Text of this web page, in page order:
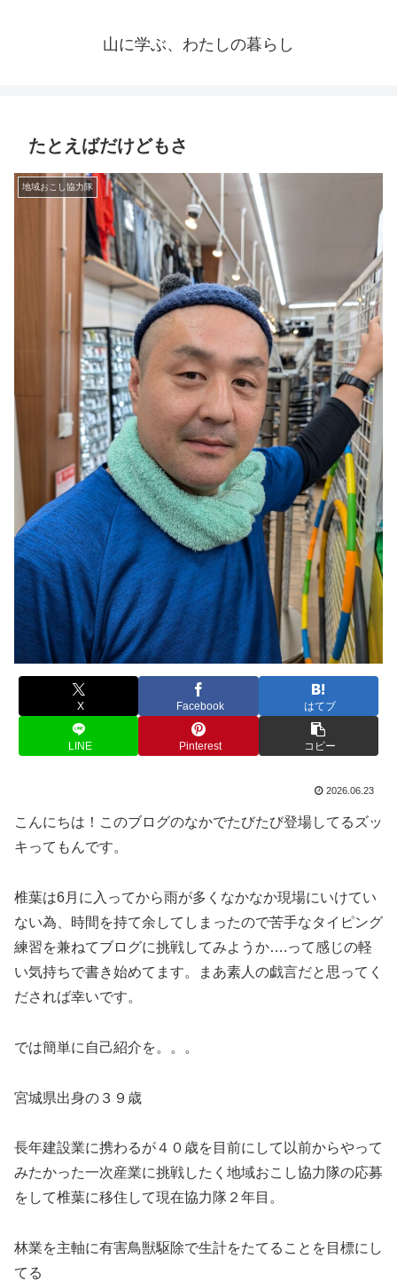
山に学ぶ、わたしの暮らし
たとえばだけどもさ
地域おこし協力隊
X Facebook はてブ
LINE Pinterest コピー
2026.06.23
こんにちは！このブログのなかでたびたび登場してるズッ
キってもんです。
椎葉は6月に入ってから雨が多くなかなか現場にいけてい
ない為、時間を持て余してしまったので苦手なタイピング
練習を兼ねてブログに挑戦してみようか….って感じの軽
い気持ちで書き始めてます。まあ素人の戯言だと思ってく
だされば幸いです。
では簡単に自己紹介を。。。
宮城県出身の３９歳
長年建設業に携わるが４０歳を目前にして以前からやって
みたかった一次産業に挑戦したく地域おこし協力隊の応募
をして椎葉に移住して現在協力隊２年目。
林業を主軸に有害鳥獣駆除で生計をたてることを目標にし
てる